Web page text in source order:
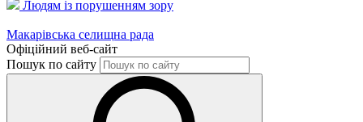
Людям із порушенням зору
Макарівська селищна рада
Офіційний веб-сайт
Пошук по сайту